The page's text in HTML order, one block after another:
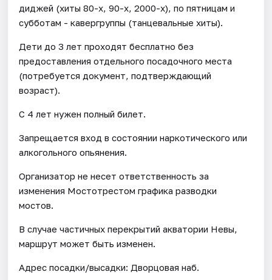
диджей (хиты 80-х, 90-х, 2000-х), по пятницам и
субботам - кавергруппы (танцевальные хиты).
Дети до 3 лет проходят бесплатно без
предоставления отдельного посадочного места
(потребуется документ, подтверждающий
возраст).
С 4 лет нужен полный билет.
Запрещается вход в состоянии наркотического или
алкогольного опьянения.
Организатор не несет ответственность за
изменения Мостотрестом графика разводки
мостов.
В случае частичных перекрытий акватории Невы,
маршрут может быть изменен.
Адрес посадки/высадки: Дворцовая наб.